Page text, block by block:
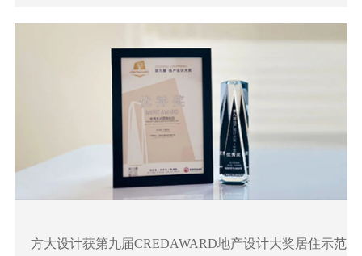
方大设计获第九届CREDAWARD地产设计大奖居住示范